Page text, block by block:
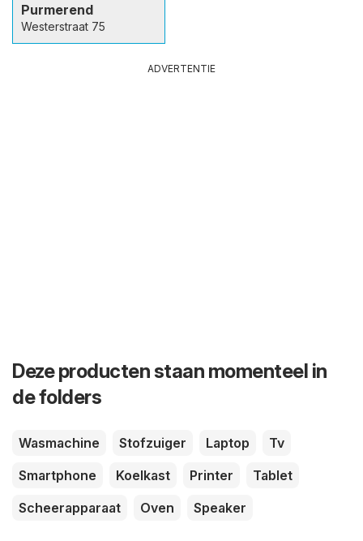
Purmerend
Westerstraat 75
ADVERTENTIE
Deze producten staan momenteel in
de folders
Wasmachine Stofzuiger Laptop
Tv
Smartphone
Koelkast Printer
Tablet
Scheerapparaat
Oven Speaker